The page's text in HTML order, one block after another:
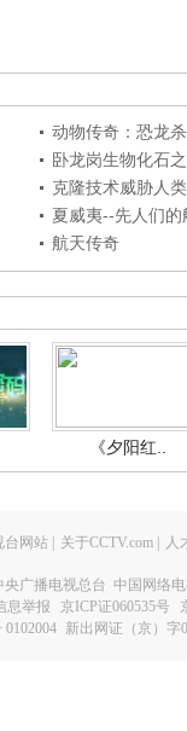
动物传奇：恐龙
卧龙岗生物化石
克隆技术威胁人
夏威夷--先人们的
航天传奇
《夕阳红..
台网站 | 关于CCTV.com | 人
央广播电视总台 中国网络
息举报
京ICP证060535号
新出网证（京）